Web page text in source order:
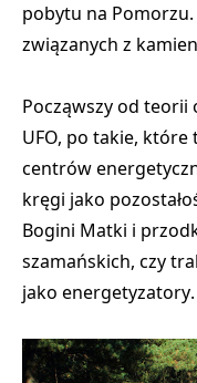
pobytu na
związanych z
Począwszy od teorii
UFO, po takie, które
centrów
kręgi jako
Bogini Matki i
szamańskich, czy
jako energetyzatory.